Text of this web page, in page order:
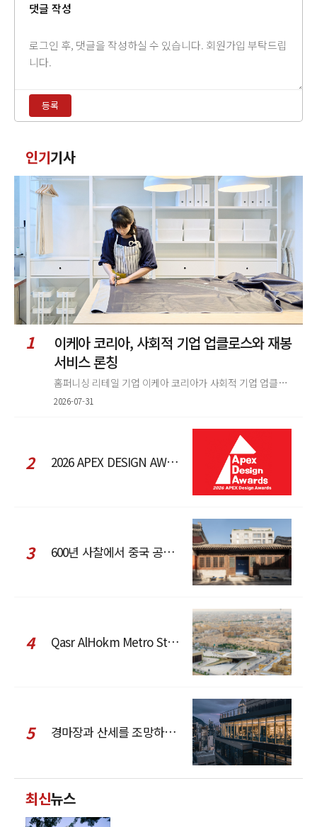
댓글 작성
력
등록
글
인기기사
1
이케아 코리아, 사회적 기업 업클로스와 재봉
서비스 론칭
홈퍼니싱 리테일 기업 이케아 코리아가 사회적 기업 업클로스(Upcloth)와 협력해 재봉 서비스를 선보인다. 이번 협업은 이케
2026-07-31
2 2026 APEX DESIGN AWARDS
3 600년 사찰에서 중국 공예와 현대 패션을 직조한 ZARA x Fanglu Lin Pop-Up
4 Qasr AlHokm Metro Station, 구도심과 현대 공공 인프라의 접점을 제안하다
5 경마장과 산세를 조망하는 CCD Hong Kong Creative Center
최신뉴스